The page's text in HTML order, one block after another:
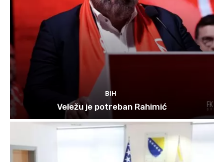
BIH
Veležu je potreban Rahimić